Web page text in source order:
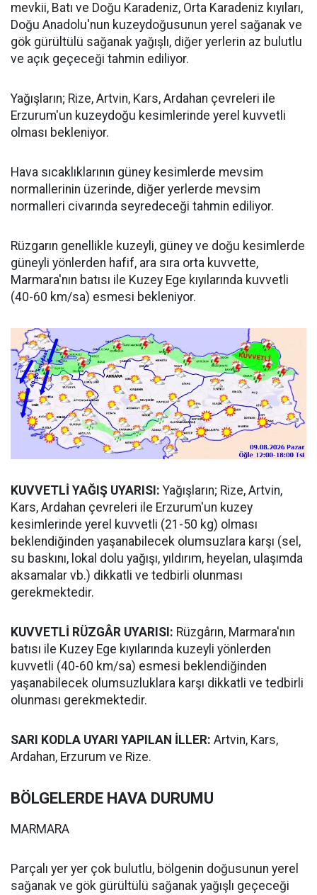
mevkii, Batı ve Doğu Karadeniz, Orta Karadeniz kıyıları,
Doğu Anadolu'nun kuzeydoğusunun yerel sağanak ve
gök gürültülü sağanak yağışlı, diğer yerlerin az bulutlu
ve açık geçeceği tahmin ediliyor.
Yağışların; Rize, Artvin, Kars, Ardahan çevreleri ile
Erzurum'un kuzeydoğu kesimlerinde yerel kuvvetli
olması bekleniyor.
Hava sıcaklıklarının güney kesimlerde mevsim
normallerinin üzerinde, diğer yerlerde mevsim
normalleri civarında seyredeceği tahmin ediliyor.
Rüzgarın genellikle kuzeyli, güney ve doğu kesimlerde
güneyli yönlerden hafif, ara sıra orta kuvvette,
Marmara'nın batısı ile Kuzey Ege kıyılarında kuvvetli
(40-60 km/sa) esmesi bekleniyor.
KUVVETLİ YAĞIŞ UYARISI: Yağışların; Rize, Artvin,
Kars, Ardahan çevreleri ile Erzurum'un kuzey
kesimlerinde yerel kuvvetli (21-50 kg) olması
beklendiğinden yaşanabilecek olumsuzlara karşı (sel,
su baskını, lokal dolu yağışı, yıldırım, heyelan, ulaşımda
aksamalar vb.) dikkatli ve tedbirli olunması
gerekmektedir.
KUVVETLİ RÜZGÂR UYARISI: Rüzgârın, Marmara'nın
batısı ile Kuzey Ege kıyılarında kuzeyli yönlerden
kuvvetli (40-60 km/sa) esmesi beklendiğinden
yaşanabilecek olumsuzluklara karşı dikkatli ve tedbirli
olunması gerekmektedir.
SARI KODLA UYARI YAPILAN İLLER: Artvin, Kars,
Ardahan, Erzurum ve Rize.
BÖLGELERDE HAVA DURUMU
MARMARA
Parçalı yer yer çok bulutlu, bölgenin doğusunun yerel
sağanak ve gök gürültülü sağanak yağışlı geçeceği